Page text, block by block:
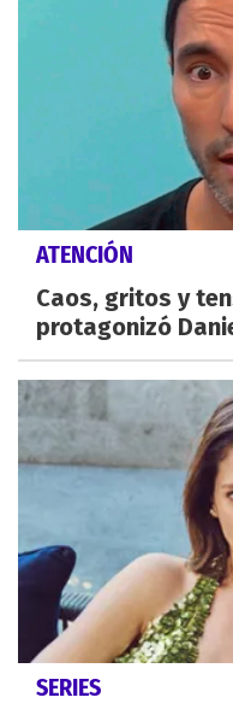
ATENCIÓN
Caos, gritos y
protagonizó
SERIES